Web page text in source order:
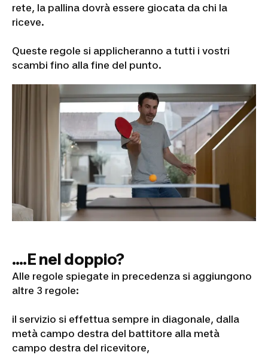
rete, la pallina dovrà essere giocata da chi la
riceve.
Queste regole si applicheranno a tutti i vostri
scambi fino alla fine del punto.
....E nel doppio?
Alle regole spiegate in precedenza si aggiungono
altre 3 regole:
il servizio si effettua sempre in diagonale, dalla
metà campo destra del battitore alla metà
campo destra del ricevitore,